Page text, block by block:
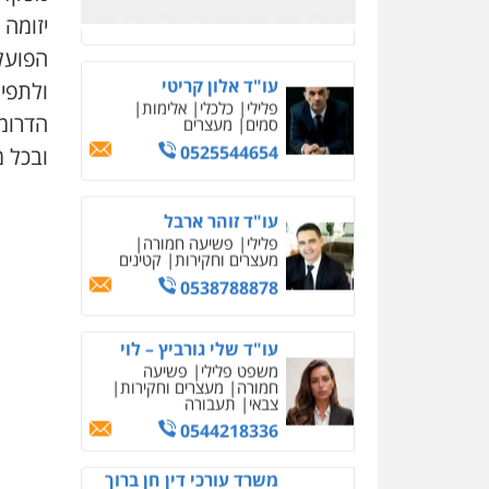
חמורה מעצרים וחקירות
צבאי תעבורה
0544218336
וחקירות
0505078733
פלילי אסירים תעבורה
מרב"ד
0547556464
פלילי פשיעה חמורה
ובכל